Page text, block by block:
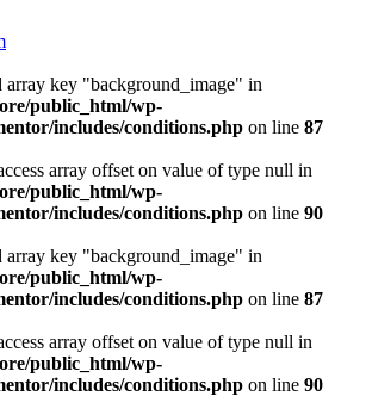
array key "background_image" in
public_html/wp-
includes/conditions.php on line 87
array offset on value of type null in
public_html/wp-
includes/conditions.php on line 90
array key "background_image" in
public_html/wp-
includes/conditions.php on line 87
array offset on value of type null in
public_html/wp-
includes/conditions.php on line 90